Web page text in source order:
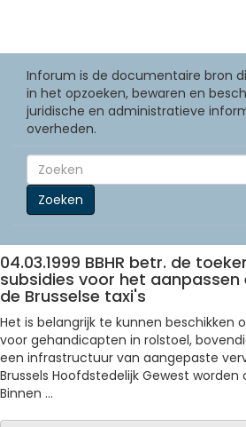
Inforum is de documentaire bron
in het opzoeken, bewaren en
juridische en administratieve
overheden.
Zoeken
04.03.1999 BBHR betr. de
subsidies voor het
de Brusselse taxi's
Het is belangrijk te kunnen beschikken
voor gehandicapten in rolstoel,
een infrastructuur van aangepaste
Brussels Hoofdstedelijk Gewest worden
Binnen ...